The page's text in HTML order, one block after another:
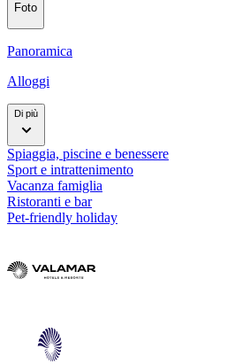
Foto
Panoramica
Alloggi
Di più
Spiaggia, piscine e benessere
Sport e intrattenimento
Vacanza famiglia
Ristoranti e bar
Pet-friendly holiday